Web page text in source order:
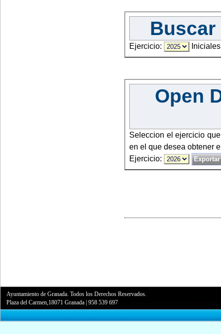
Ejercicio:
Open
Seleccion el ejercicio
en el que desea obtener
Ejercicio:
Ayuntamiento de Granada. Todos los Derechos Reservados.
Plaza del Carmen,18071 Granada |958 539 697